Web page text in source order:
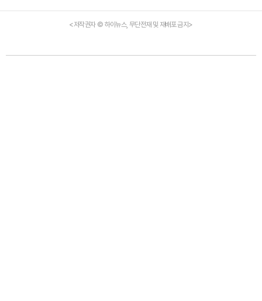
<저작권자 © 하이뉴스, 무단전재 및 재배포 금지>